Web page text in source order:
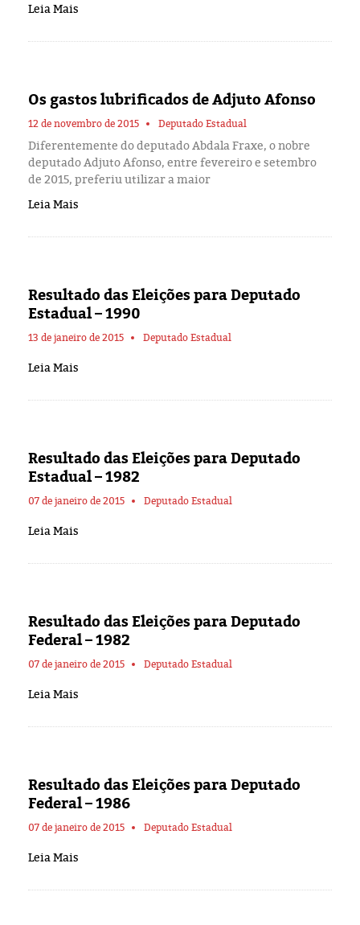
Leia Mais
Os gastos lubrificados de Adjuto Afonso
12 de novembro de 2015 Deputado Estadual
Diferentemente do deputado Abdala Fraxe, o nobre
deputado Adjuto Afonso, entre fevereiro e setembro
de 2015, preferiu utilizar a maior
Leia Mais
Resultado das Eleições para Deputado
Estadual – 1990
13 de janeiro de 2015 Deputado Estadual
Leia Mais
Resultado das Eleições para Deputado
Estadual – 1982
07 de janeiro de 2015 Deputado Estadual
Leia Mais
Resultado das Eleições para Deputado
Federal – 1982
07 de janeiro de 2015 Deputado Estadual
Leia Mais
Resultado das Eleições para Deputado
Federal – 1986
07 de janeiro de 2015 Deputado Estadual
Leia Mais